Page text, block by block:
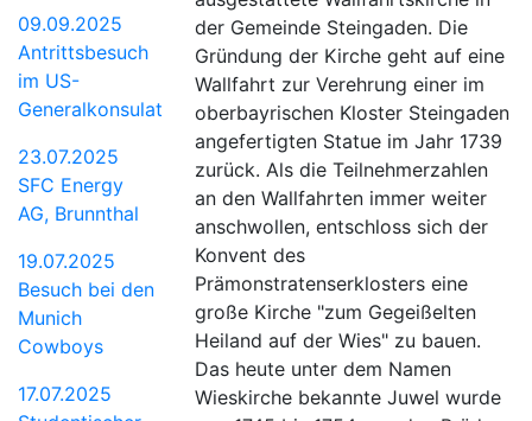
09.09.2025
Antrittsbesuch
im US-
Generalkonsulat
23.07.2025
SFC Energy
AG, Brunnthal
19.07.2025
Besuch bei den
Munich
Cowboys
17.07.2025
der Gemeinde Steingaden. Die
Gründung der Kirche geht auf eine
Wallfahrt zur Verehrung einer im
oberbayrischen Kloster Steingaden
angefertigten Statue im Jahr 1739
zurück. Als die Teilnehmerzahlen
an den Wallfahrten immer weiter
anschwollen, entschloss sich der
Konvent des
Prämonstratenserklosters eine
große Kirche "zum Gegeißelten
Heiland auf der Wies" zu bauen.
Das heute unter dem Namen
Wieskirche bekannte Juwel wurde